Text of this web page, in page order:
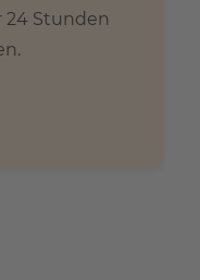
Stunden